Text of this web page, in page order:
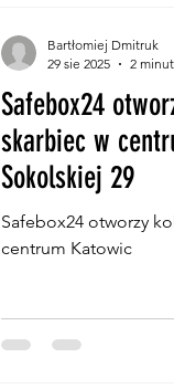
Safebox24
skarbiec w
Sokolskiej 29
Safebox24 otworzy
centrum Katowic
Bartłomiej Dmitruk
29 sie 2025
2